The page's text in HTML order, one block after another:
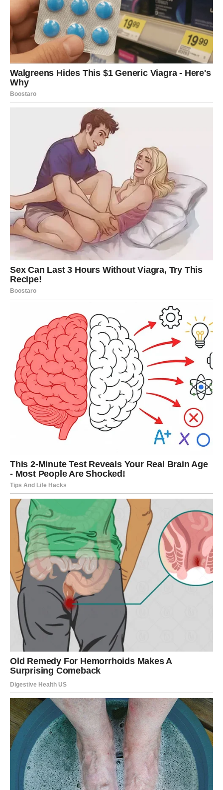
Neke Vage će dobiti priliku da pokažu koliko vrijede, dok
će druge konačno riješiti problem koji ih dugo
opterećuje.
Ovo je sedmica u kojoj će vam mnoge stvari ići mnogo
lakše nego što očekujete. Ljudi će primjećivati vašu
harizmu, smirenost i sposobnost da uvijek pronađete
pravi način da riješite problem.
Sudbina vam donosi trenutke koje
ćete dugo pamtiti
Ono što će obilježiti ovu sedmicu jesu mali, ali veoma
posebni trenuci koji će vam vratiti osmijeh na lice. Jedna
poruka, zagrljaj, pogled ili razgovor mogu vam potpuno
promijeniti raspoloženje.
Vage će tokom ove sedmice zračiti posebnom toplinom i
privlačiti pažnju gdje god se pojave. Ljudi će željeti da
budu u vašem društvu, a vi ćete konačno osjetiti koliko
vrijedite.
Ovo je vrijeme u kojem će vaše srce ponovo početi da
vjeruje da najbolje tek dolazi.
Sve ono što ste dugo čekale sada
dolazi u vaš život
Najveća promjena koja vam dolazi nije samo kroz
događaje oko vas, već kroz osjećaj koji ćete imati u sebi.
Počećete da vjerujete da život može biti mnogo ljepši
nego što je bio do sada.
Strahovi, razočaranja i tuga polako ostaju iza vas, a na
njihovo mjesto dolazi osjećaj mira, sreće i velikog
olakšanja.
Mnoge Vage će tokom ove sedmice donijeti odluku koja
može potpuno promijeniti njihovu budućnost.
Pred vama su dani puni sreće i
velikih iznenađenja
Ovo nije obična sedmica. Ovo je period u kojem Vaga
konačno ulazi u fazu života ispunjenu srećom, ljubavlju i
događajima koji će joj vratiti osmijeh na lice.
Ljubav donosi toplinu i bliskost, posao donosi nove
mogućnosti, a sudbina vam pokazuje da nijedna vaša